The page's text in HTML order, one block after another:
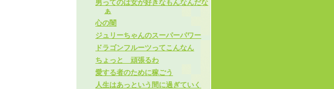
男ってのは女が好きなもんなんだな
ぁ
心の闇
ジュリーちゃんのスーパーパワー
ドラゴンフルーツってこんなん
ちょっと 頑張るわ
愛する者のために稼ごう
人生はあっという間に過ぎていく